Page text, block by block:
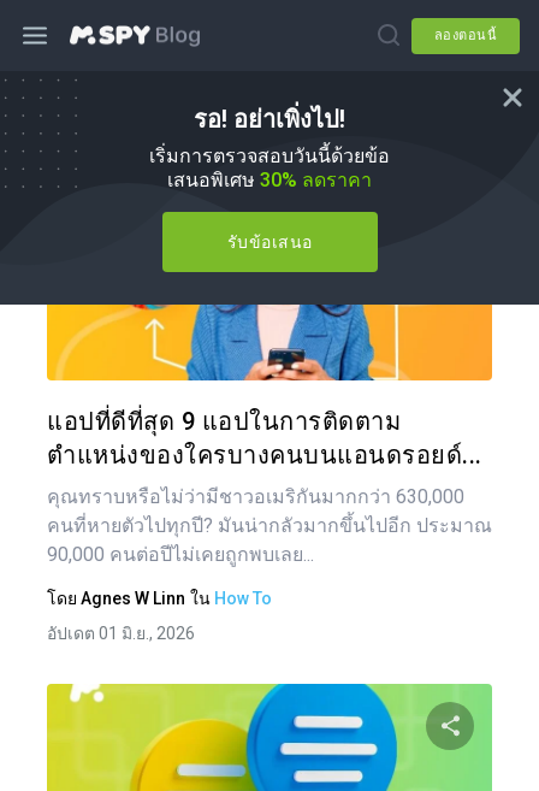
ลองตอนนี้
รอ! อย่าเพิ่งไป!
เริ่มการตรวจสอบวันนี้ด้วยข้อ
เสนอพิเศษ 30% ลดราคา
รับข้อเสนอ
วิธีการ
แอปที่ดีที่สุด 9 แอปในการติดตาม
ตำแหน่งของใครบางคนบนแอนดรอยด์...
คุณทราบหรือไม่ว่ามีชาวอเมริกันมากกว่า 630,000
คนที่หายตัวไปทุกปี? มันน่ากลัวมากขึ้นไปอีก ประมาณ
90,000 คนต่อปีไม่เคยถูกพบเลย...
โดย Agnes W Linn ใน How To
อัปเดต 01 มิ.ย., 2026